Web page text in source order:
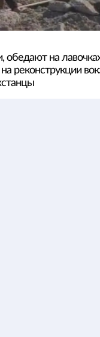
обедают на
на реконструкции